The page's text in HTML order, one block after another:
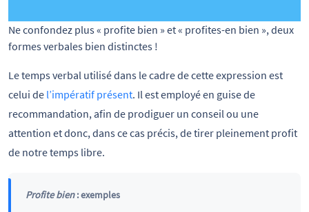
Ne confondez plus « profite bien » et « profites-en bien », deux
formes verbales bien distinctes !
Le temps verbal utilisé dans le cadre de cette expression est
celui de l’impératif présent. Il est employé en guise de
recommandation, afin de prodiguer un conseil ou une
attention et donc, dans ce cas précis, de tirer pleinement profit
de notre temps libre.
Profite bien: exemples